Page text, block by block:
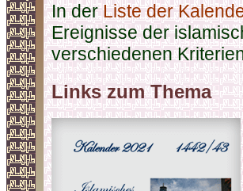
In derListe der
Ereignisse der
verschiedenen
Links zum Thema